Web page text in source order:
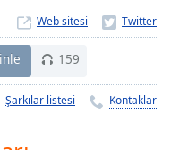
Web sitesi
159
Şarkılar listesi Kontaklar